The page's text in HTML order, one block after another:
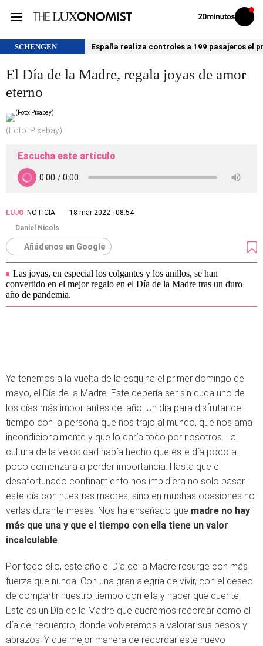
Volver
Iniciar
sesión
SCHENGEN España realiza controles a 199 pasajeros el
El Día de la Madre, regala joyas de amor
eterno
(Foto: Pixabay)
Escucha este artículo
LUJO NOTICIA
18 mar 2022 - 08:54
Daniel Nicols
Añádenos en Google
Las joyas, en especial los colgantes y los anillos, se han
convertido en el mejor regalo en el Día de la Madre tras un duro
año de pandemia.
Ya tenemos a la vuelta de la esquina el primer domingo de
mayo, el Día de la Madre. Este debería ser sin duda uno de
los días más importantes del año. Un día para disfrutar de
tiempo con la persona que nos trajo al mundo, que nos ama
incondicionalmente y que lo daría todo por nosotros. La
cultura de la velocidad había hecho que este día poco a
poco comenzara a perder importancia. Hasta que el
desafortunado confinamiento nos impidiera no solo pasar
este día con nuestras madres, sino en muchas ocasiones no
verlas durante meses. Nos ha enseñado que madre no hay
más que una y que el tiempo con ella tiene un valor
incalculable.
Por todo ello, este año el Día de la Madre resurge con más
fuerza que nunca. Con una gran alegría de vivir, con el deseo
de compartir nuestro tiempo con ella y hacer que cuente.
Este es un Día de la Madre que queremos recordar como el
día del recuentro, donde volveremos a valorar sus besos y
abrazos. Y que mejor manera de recordar este nuevo